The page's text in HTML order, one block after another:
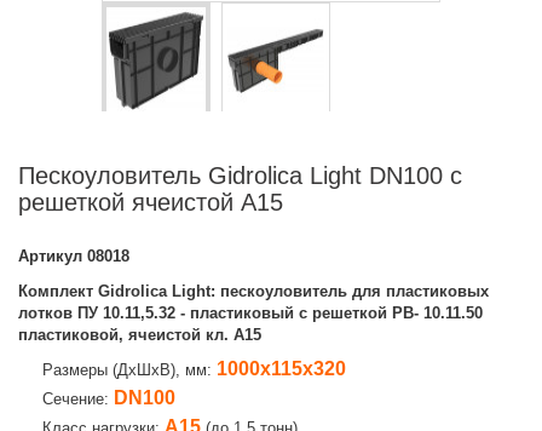
Пескоуловитель Gidrolica Light DN100 с
решеткой ячеистой A15
Артикул 08018
Комплект Gidrolica Light: пескоуловитель для пластиковых
лотков ПУ 10.11,5.32 - пластиковый с решеткой РВ- 10.11.50
пластиковой, ячеистой кл. A15
Размеры (ДхШхВ), мм: 1000х115х320
Сечение: DN100
А15